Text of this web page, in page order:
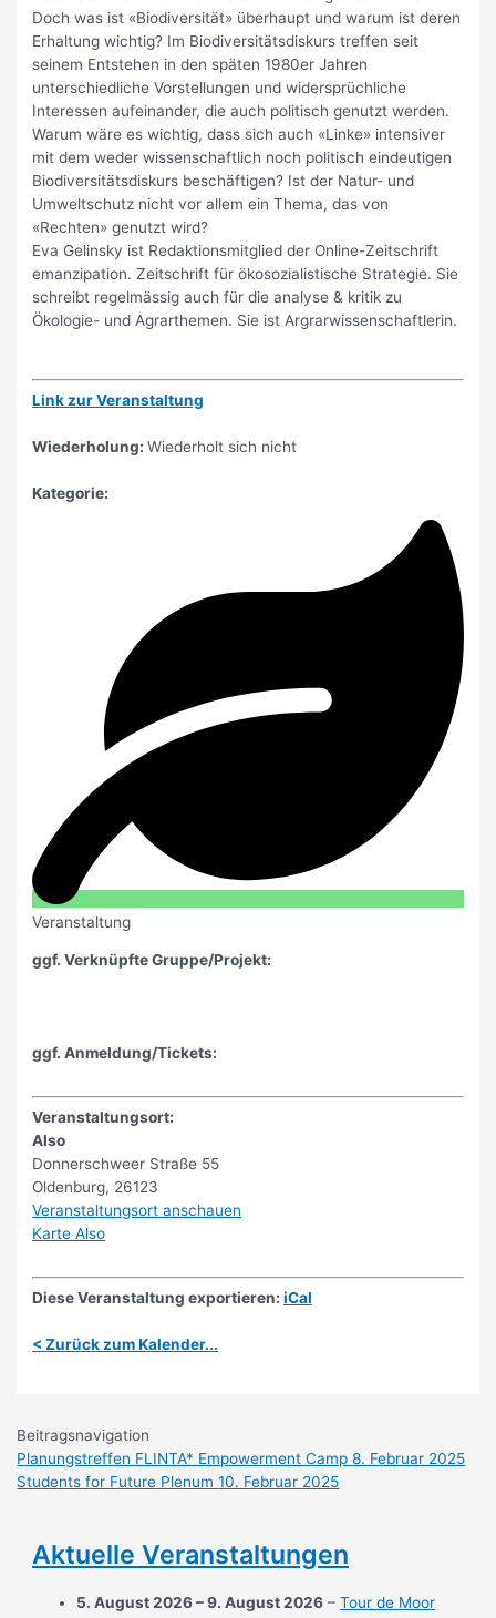
Doch was ist «Biodiversität» überhaupt und warum ist deren
Erhaltung wichtig? Im Biodiversitätsdiskurs treffen seit
seinem Entstehen in den späten 1980er Jahren
unterschiedliche Vorstellungen und widersprüchliche
Interessen aufeinander, die auch politisch genutzt werden.
Warum wäre es wichtig, dass sich auch «Linke» intensiver
mit dem weder wissenschaftlich noch politisch eindeutigen
Biodiversitätsdiskurs beschäftigen? Ist der Natur- und
Umweltschutz nicht vor allem ein Thema, das von
«Rechten» genutzt wird?
Eva Gelinsky ist Redaktionsmitglied der Online-Zeitschrift
emanzipation. Zeitschrift für ökosozialistische Strategie. Sie
schreibt regelmässig auch für die analyse & kritik zu
Ökologie- und Agrarthemen. Sie ist Argrarwissenschaftlerin.
Link zur Veranstaltung
Wiederholung:Wiederholt sich nicht
Kategorie:
Veranstaltung
ggf. Verknüpfte Gruppe/Projekt:
ggf. Anmeldung/Tickets:
Veranstaltungsort:
Also
Donnerschweer Straße 55
Oldenburg, 26123
Veranstaltungsort anschauen
Karte Also
Diese Veranstaltung exportieren:iCal
< Zurück zum Kalender...
Beitragsnavigation
Planungstreffen FLINTA* Empowerment Camp8. Februar 2025
Students for Future Plenum10. Februar 2025
Aktuelle Veranstaltungen
5. August 2026–9. August 2026 –Tour de Moor